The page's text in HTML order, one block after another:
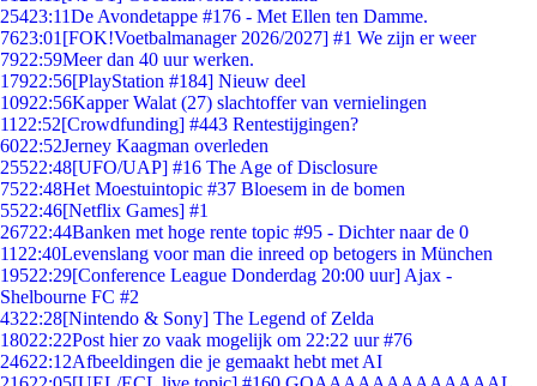
25423:11De Avondetappe #176 - Met Ellen ten Damme.
7623:01 [FOK!Voetbalmanager 2026/2027] #1 We zijn er weer
7922:59Meer dan 40 uur werken.
17922:56[PlayStation #184] Nieuw deel
10922:56Kapper Walat (27) slachtoffer van vernielingen
11 22:52[Crowdfunding] #443 Rentestijgingen?
6022:52Jerney Kaagman overleden
25522:48[UFO/UAP] #16 The Age of Disclosure
7522:48Het Moestuintopic #37 Bloesem in de bomen
5522:46[Netflix Games] #1
26722:44Banken met hoge rente topic #95 - Dichter naar de 0
11 22:40Levenslang voor man die inreed op betogers in München
19522:29[Conference League Donderdag 20:00 uur] Ajax -
Shelbourne FC #2
4322:28[Nintendo & Sony] The Legend of Zelda
18022:22Post hier zo vaak mogelijk om 22:22 uur #76
24622:12Afbeeldingen die je gemaakt hebt met AI